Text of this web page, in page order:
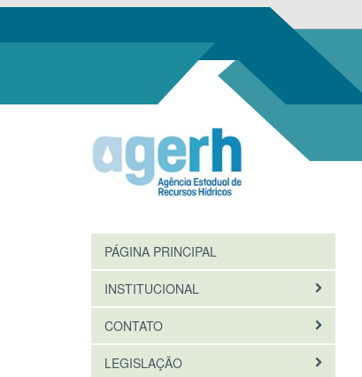
PÁGINA PRINCIPAL
INSTITUCIONAL
CONTATO
LEGISLAÇÃO